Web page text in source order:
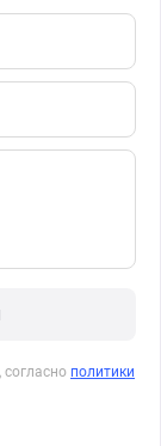
политики